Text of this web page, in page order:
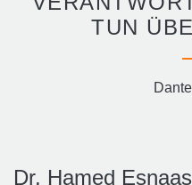
TUN
Dr. Hamed
auf unserem Online-Shop das